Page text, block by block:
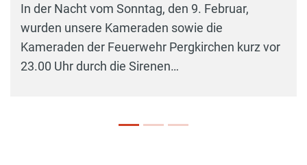
In der Nacht vom Sonntag, den 9. Februar,
wurden unsere Kameraden sowie die
Kameraden der Feuerwehr Pergkirchen kurz vor
23.00 Uhr durch die Sirenen…